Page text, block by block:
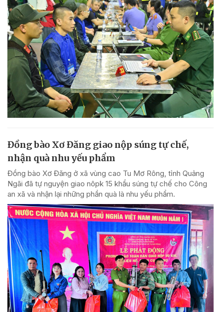
Đồng bào Xơ Đăng giao nộp súng tự chế,
nhận quà nhu yếu phẩm
Đồng bào Xơ Đăng ở xã vùng cao Tu Mơ Rông, tỉnh Quảng
Ngãi đã tự nguyện giao nôpk 15 khẩu súng tự chế cho Công
an xã và nhận lại những phần quà là nhu yếu phẩm.